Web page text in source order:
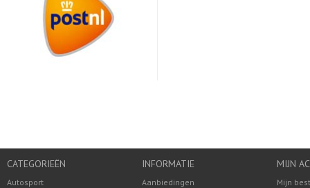
CATEGORIEËN
Autosport
INFORMATIE
Aanbiedingen
MIJN
Mijn